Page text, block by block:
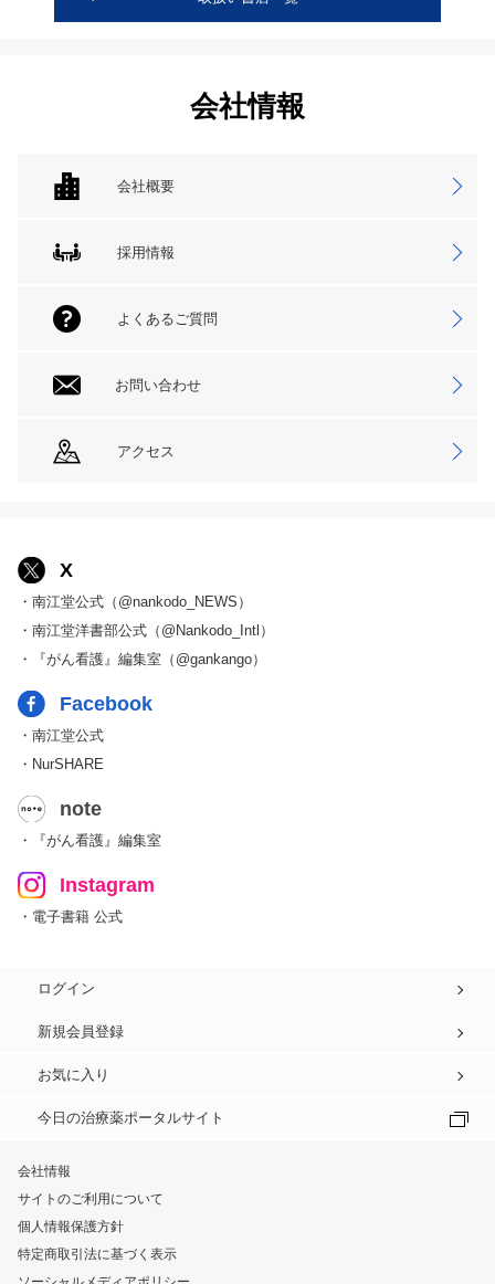
会社情報
会社概要
採用情報
よくあるご質問
お問い合わせ
アクセス
X
・南江堂公式（@nankodo_NEWS）
・南江堂洋書部公式（@Nankodo_Intl）
・『がん看護』編集室（@gankango）
Facebook
・南江堂公式
・NurSHARE
note
・『がん看護』編集室
Instagram
・電子書籍 公式
ログイン
新規会員登録
お気に入り
今日の治療薬ポータルサイト
会社情報
サイトのご利用について
個人情報保護方針
特定商取引法に基づく表示